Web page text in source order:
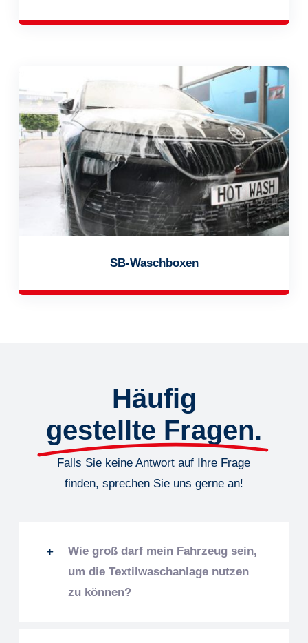
SB-Waschboxen
Häufig
gestellte Fragen.
Falls Sie keine Antwort auf Ihre Frage
finden, sprechen Sie uns gerne an!
Wie groß darf mein Fahrzeug sein,
um die Textilwaschanlage nutzen
zu können?